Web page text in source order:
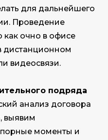
для дальнейшего
Проведение
как очно в офисе
дистанционном
видеосвязи.
подряда
анализ договора
выявим
моменты и